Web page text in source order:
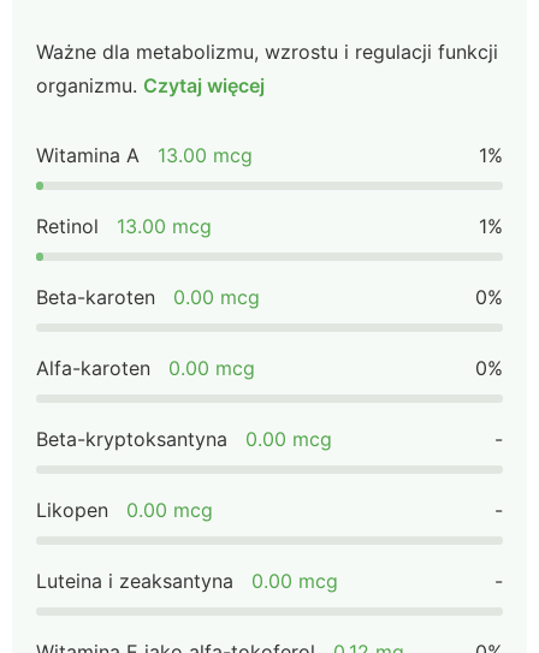
Ważne dla metabolizmu, wzrostu i regulacji funkcji
organizmu. Czytaj więcej
Witamina A 13.00 mcg 1%
Retinol 13.00 mcg 1%
Beta-karoten 0.00 mcg 0%
Alfa-karoten 0.00 mcg 0%
Beta-kryptoksantyna 0.00 mcg -
Likopen 0.00 mcg -
Luteina i zeaksantyna 0.00 mcg -